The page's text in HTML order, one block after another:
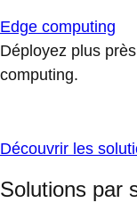
Edge computing
Déployez plus
computing.
Découvrir les
Solutions par